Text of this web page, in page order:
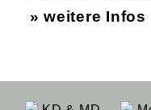
» weitere Infos